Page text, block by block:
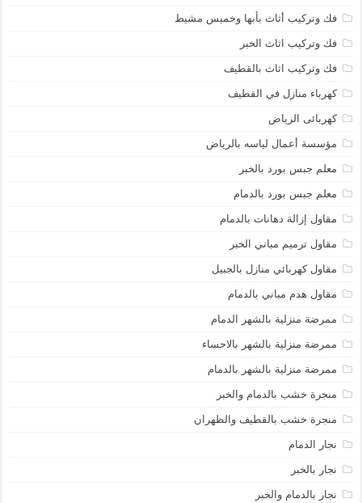
فك وتركيب أثاث بأبها وخميس مشيط
فك وتركيب اثاث الخبر
فك وتركيب اثاث بالقطيف
كهرباء منازل في القطيف
كهربائى الرياض
مؤسسة أعمال لياسه بالرياض
معلم جبس بورد بالخبر
معلم جبس بورد بالدمام
مقاول إزالة دهانات بالدمام
مقاول ترميم مباني الخبر
مقاول كهربائي منازل بالجبيل
مقاول هدم مباني بالدمام
ممرضة منزلية بالشهر الدمام
ممرضة منزلية بالشهر بالاحساء
ممرضة منزلية بالشهر بالدمام
منجرة خشب بالدمام والخبر
منجرة خشب بالقطيف والظهران
نجار الدمام
نجار بالخبر
نجار بالدمام والخبر